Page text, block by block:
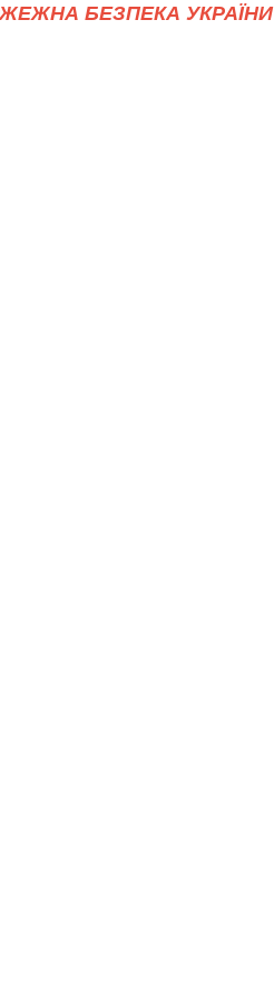
БЕЗПЕКА УКРАЇНИ